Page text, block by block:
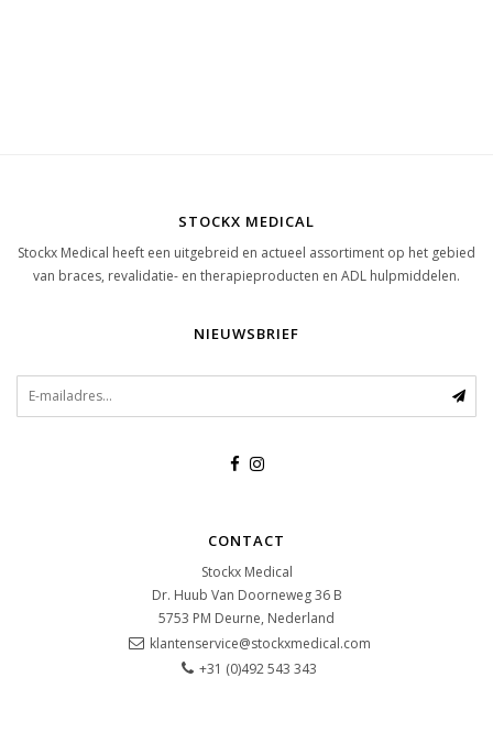
STOCKX MEDICAL
Stockx Medical heeft een uitgebreid en actueel assortiment op het gebied
van braces, revalidatie- en therapieproducten en ADL hulpmiddelen.
NIEUWSBRIEF
CONTACT
Stockx Medical
Dr. Huub Van Doorneweg 36 B
5753 PM Deurne, Nederland
klantenservice@stockxmedical.com
+31 (0)492 543 343